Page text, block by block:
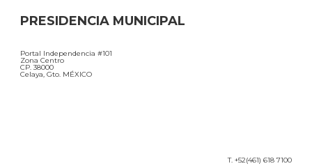
PRESIDENCIA MUNICIPAL
Portal Independencia #101
Zona Centro
CP. 38000
Celaya, Gto. MÉXICO
T. +52(461) 618 7100